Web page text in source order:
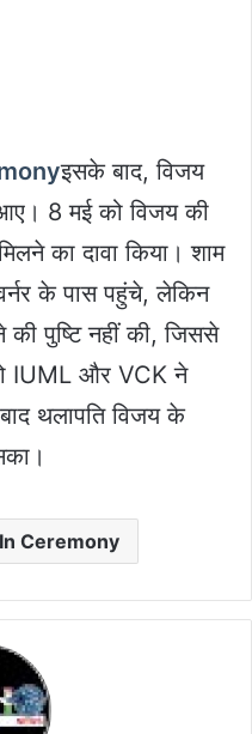
इसके बाद, विजय
8 मई को विजय की
का दावा किया। शाम
के पास पहुंचे, लेकिन
पुष्टि नहीं की, जिससे
IUML और VCK ने
थलापति विजय के
Ceremony